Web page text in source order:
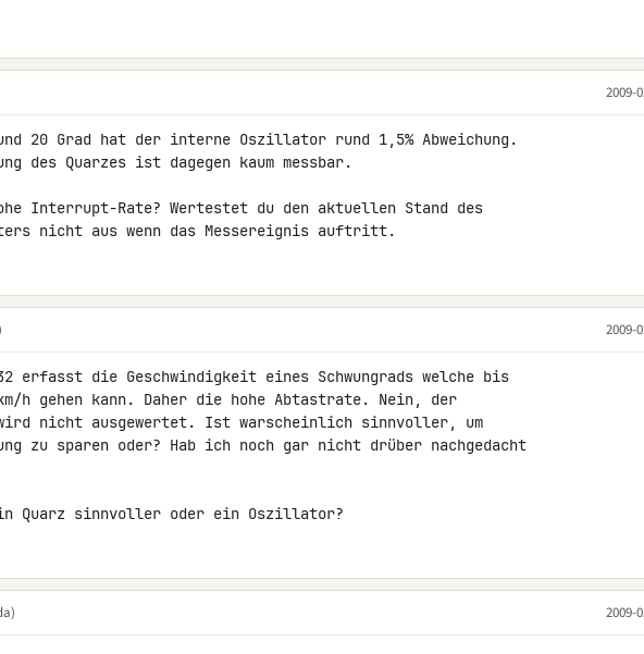
2009-
20 Grad hat der interne Oszillator rund 1,5% Abweichung.
des Quarzes ist dagegen kaum messbar.
Interrupt-Rate? Wertestet du den aktuellen Stand des
nicht aus wenn das Messereignis auftritt.
2009-
erfasst die Geschwindigkeit eines Schwungrads welche bis
h gehen kann. Daher die hohe Abtastrate. Nein, der
nicht ausgewertet. Ist warscheinlich sinnvoller, um
zu sparen oder? Hab ich noch gar nicht drüber nachgedacht
Quarz sinnvoller oder ein Oszillator?
2009-